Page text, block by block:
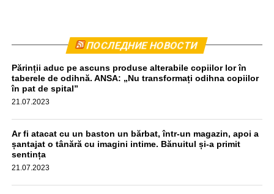
Комбайн был остановлен приблизительно в 440
метрах от места происшествия. Водитель прошел тест
на алкоголь, результат оказался отрицательным,
передаёт unimedia.info. Все обстоятельства инцидента
выясняются.
ПОСЛЕДНИЕ НОВОСТИ
Părinții aduc pe ascuns produse alterabile copiilor lor în
taberele de odihnă. ANSA: „Nu transformați odihna copiilor
în pat de spital”
21.07.2023
Ar fi atacat cu un baston un bărbat, într-un magazin, apoi a
șantajat o tânără cu imagini intime. Bănuitul și-a primit
sentința
21.07.2023